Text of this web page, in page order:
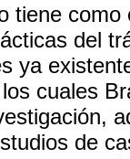
tiene
del
ya
cuales
de